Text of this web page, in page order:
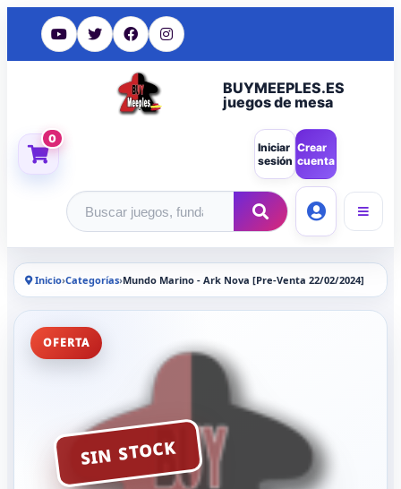
BUYMEEPLES.ES
juegos de mesa
0
Iniciar
sesión
Crear
cuenta
Buscar productos
Inicio›Categorías›Mundo Marino - Ark Nova [Pre-Venta 22/02/2024]
OFERTA
SIN STOCK